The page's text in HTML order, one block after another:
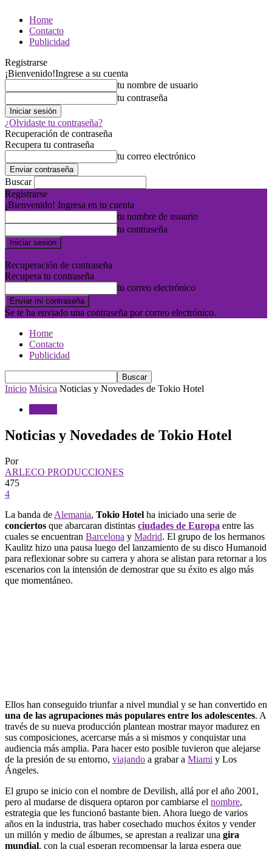
Home
Contacto
Publicidad
Registrarse
¡Bienvenido!Ingrese a su cuenta
tu nombre de usuario
tu contraseña
¿Olvidaste tu contraseña?
Recuperación de contraseña
Recupera tu contraseña
tu correo electrónico
Buscar
Registrarse
¡Bienvenido! Ingresa en tu cuenta
tu nombre de usuario
tu contraseña
Recuperación de contraseña
Recupera tu contraseña
tu correo electrónico
Se te ha enviado una contraseña por correo electrónico.
Home
Contacto
Publicidad
Inicio Música Noticias y Novedades de Tokio Hotel
Noticias y Novedades de Tokio Hotel
Por
ARLECO PRODUCCIONES
475
4
La banda de Alemania, Tokio Hotel ha iniciado una serie de
conciertos que abarcaran distintas ciudades de Europa entre las
cuales se encuentran Barcelona y Madrid. El grupo de los hermanos
Kaulitz hizo una pausa luego del lanzamiento de su disco Humanoid
para reflexionar sobre su carrera y ahora se alistan para retornar a los
escenarios con la intensión de demostrar que su éxito es algo más
que momentáneo.
Ellos han conseguido triunfar a nivel mundial y se han convertido en
una de las agrupaciones más populares entre los adolescentes. A
través de su nueva producción plantean mostrar mayor madurez en
sus composiciones, acercarse más a si mismos y conquistar una
audiencia más amplia. Para hacer esto posible tuvieron que alejarse
de la presión de su entorno, viajando a grabar a Miami y Los
Ángeles.
El grupo se inicio con el nombre de Devilish, allá por el año 2001,
pero al mudarse de disquera optaron por cambiarse el nombre,
estrategia que les funcionó bastante bien. Ahora luego de varios
años en la industria, tras haber cosechado muchos éxitos y vender
un millón y medio de álbumes, se aprestan a realizar una gira
mundial, con la cual esperan recompensar la larga espera que